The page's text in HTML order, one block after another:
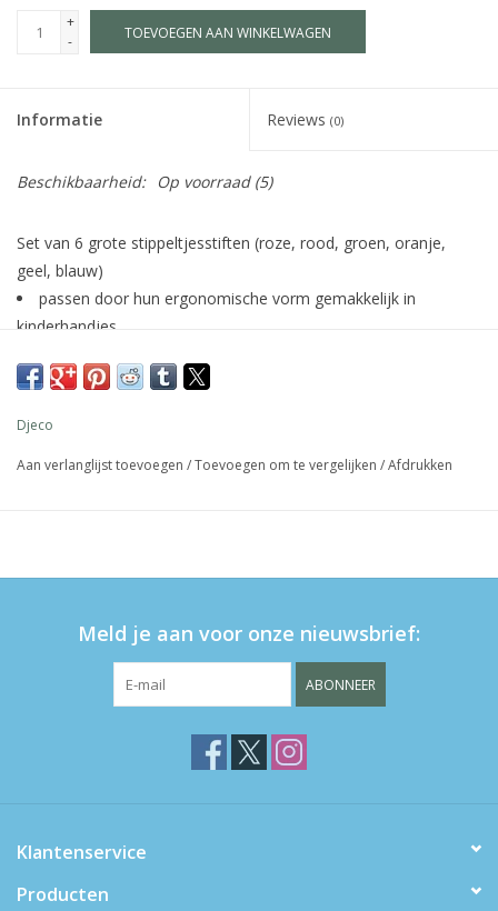
+
-
TOEVOEGEN AAN WINKELWAGEN
Informatie Reviews (0)
Beschikbaarheid: Op voorraad(5)
Set van 6 grote stippeltjesstiften (roze, rood, groen, oranje,
geel, blauw)
passen door hun ergonomische vorm gemakkelijk in
kinderhandjes
geschikt voor kinderen vanaf 18 maanden
Djeco
Aan verlanglijst toevoegen /Toevoegen om te vergelijken /Afdrukken
Meld je aan voor onze nieuwsbrief:
ABONNEER
Klantenservice
Producten